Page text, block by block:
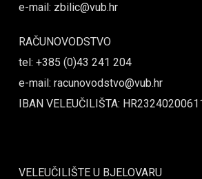
e-mail: zbilic@vub.hr
RAČUNOVODSTVO
tel: +385 (0)43 241 204
e-mail: racunovodstvo@vub.hr
IBAN VELEUČILIŠTA:
VELEUČILIŠTE U BJELOVARU